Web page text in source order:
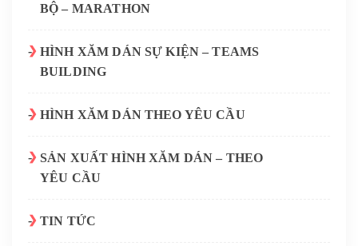
BỘ – MARATHON
HÌNH XĂM DÁN SỰ KIỆN – TEAMS
BUILDING
HÌNH XĂM DÁN THEO YÊU CẦU
SẢN XUẤT HÌNH XĂM DÁN – THEO
YÊU CẦU
TIN TỨC